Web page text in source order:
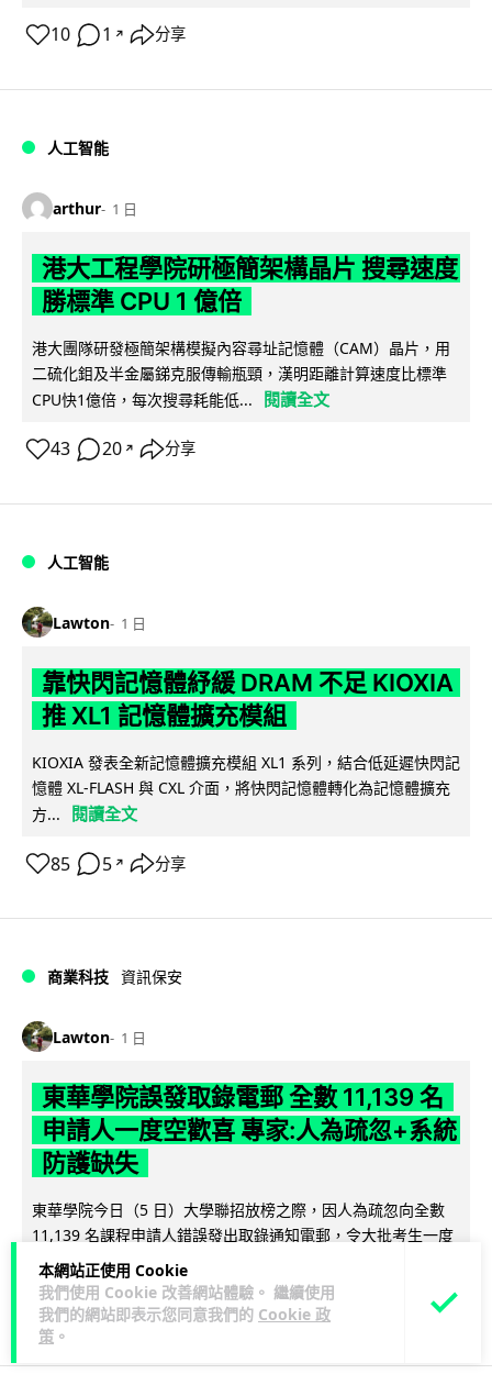
本網站正使用 Cookie
我們使用 Cookie 改善網站體驗。 繼續使用
我們的網站即表示您同意我們的 Cookie 政
策 。
10 1 ↗ 分享
人工智能
arthur 1 日
港大工程學院研極簡架構晶片 搜尋速度
勝標準 CPU 1 億倍
港大團隊研發極簡架構模擬內容尋址記憶體（CAM）晶片，用
二硫化鉬及半金屬銻克服傳輸瓶頸，漢明距離計算速度比標準
CPU快1億倍，每次搜尋耗能低...
閱讀全文
43 20 ↗ 分享
人工智能
Lawton 1 日
靠快閃記憶體紓緩 DRAM 不足 KIOXIA
推 XL1 記憶體擴充模組
KIOXIA 發表全新記憶體擴充模組 XL1 系列，結合低延遲快閃記
憶體 XL-FLASH 與 CXL 介面，將快閃記憶體轉化為記憶體擴充
方...
閱讀全文
85 5 ↗ 分享
商業科技 資訊保安
Lawton 1 日
東華學院誤發取錄電郵 全數 11,139 名
申請人一度空歡喜 專家:人為疏忽+系統
防護缺失
東華學院今日（5 日）大學聯招放榜之際，因人為疏忽向全數
11,139 名課程申請人錯誤發出取錄通知電郵，令大批考生一度
以為獲得學位取錄，事...
149 17 ↗ 分享